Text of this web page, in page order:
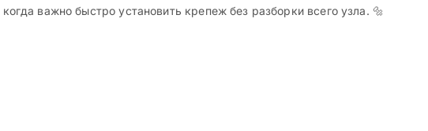
важно быстро установить крепеж без разборки всего узла. 🔩